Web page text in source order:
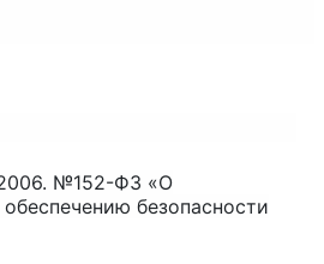
№152-ФЗ «О
безопасности